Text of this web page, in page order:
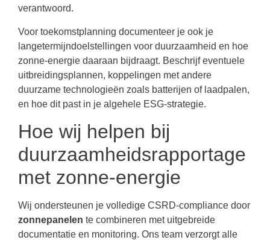
verantwoord.
Voor toekomstplanning documenteer je ook je
langetermijndoelstellingen voor duurzaamheid en hoe
zonne-energie daaraan bijdraagt. Beschrijf eventuele
uitbreidingsplannen, koppelingen met andere
duurzame technologieën zoals batterijen of laadpalen,
en hoe dit past in je algehele ESG-strategie.
Hoe wij helpen bij
duurzaamheidsrapportage
met zonne-energie
Wij ondersteunen je volledige CSRD-compliance door
zonnepanelen te combineren met uitgebreide
documentatie en monitoring. Ons team verzorgt alle